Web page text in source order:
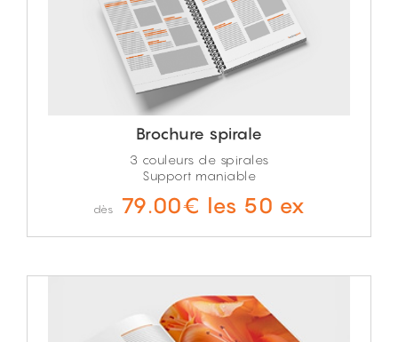
Brochure spirale
3 couleurs de spirales
Support maniable
dès 79.00€ les 50 ex